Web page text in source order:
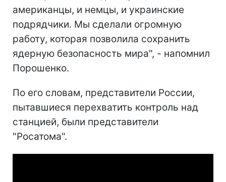
американцы, и немцы, и украинские
подрядчики. Мы сделали огромную
работу, которая позволила сохранить
ядерную безопасность мира", - напомнил
Порошенко.
По его словам, представители России,
пытавшиеся перехватить контроль над
станцией, были представители
"Росатома".